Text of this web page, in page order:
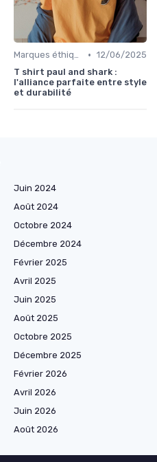
Marques éthiques • 12/06/2025
T shirt paul and shark :
l'alliance parfaite entre style
et durabilité
Juin 2024
Août 2024
Octobre 2024
Décembre 2024
Février 2025
Avril 2025
Juin 2025
Août 2025
Octobre 2025
Décembre 2025
Février 2026
Avril 2026
Juin 2026
Août 2026